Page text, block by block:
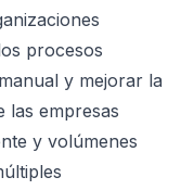
procesos
y mejorar la
las empresas
y volúmenes